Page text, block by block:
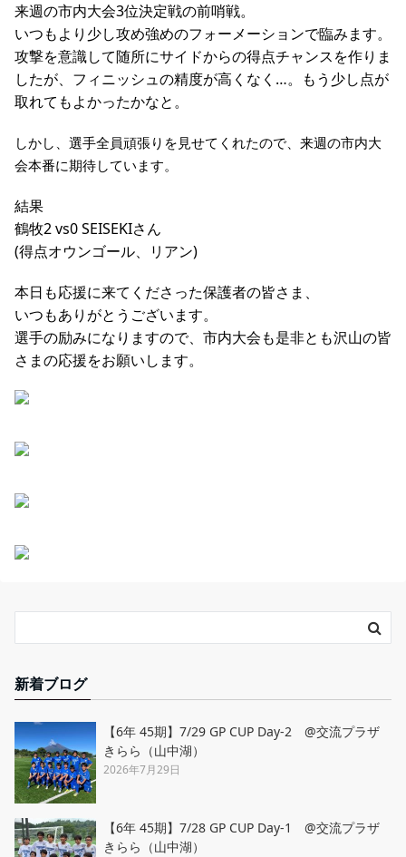
来週の市内大会3位決定戦の前哨戦。
いつもより少し攻め強めのフォーメーションで臨みます。
攻撃を意識して随所にサイドからの得点チャンスを作りま
したが、フィニッシュの精度が高くなく…。もう少し点が
取れてもよかったかなと。
しかし、選手全員頑張りを見せてくれたので、 来週の市内大
会本番に期待しています。
結果
鶴牧2 vs0 SEISEKIさん
(得点オウンゴール、リアン)
本日も応援に来てくださった保護者の皆さま、
いつもありがとうございます。
選手の励みになりますので、市内大会も是非とも沢山の皆
さまの応援をお願いします。
新着ブログ
【6年 45期】7/29 GP CUP Day-2 @交流プラザ
きらら（山中湖）
2026年7月29日
【6年 45期】7/28 GP CUP Day-1 @交流プラザ
きらら（山中湖）